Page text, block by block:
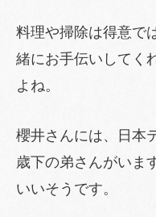
料理や掃除は得意で
緒にお手伝いしてく
よね。
櫻井さんには、日本
歳下の弟さんがいま
いいそうです。